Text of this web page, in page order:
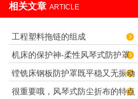
相关文章 ARTICLE
工程塑料拖链的组成
机床的保护神-柔性风琴式防护罩
（皮老虎）
镗铣床钢板防护罩既平稳又无振动
噪音
很重要哦，风琴式防尘折布的特点